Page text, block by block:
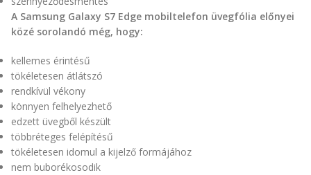
A Samsung Galaxy S7 Edge mobiltelefon üvegfólia előnyei
közé sorolandó még, hogy:
kellemes érintésű
tökéletesen átlátszó
rendkívül vékony
könnyen felhelyezhető
edzett üvegből készült
többréteges felépítésű
tökéletesen idomul a kijelző formájához
nem buborékosodik